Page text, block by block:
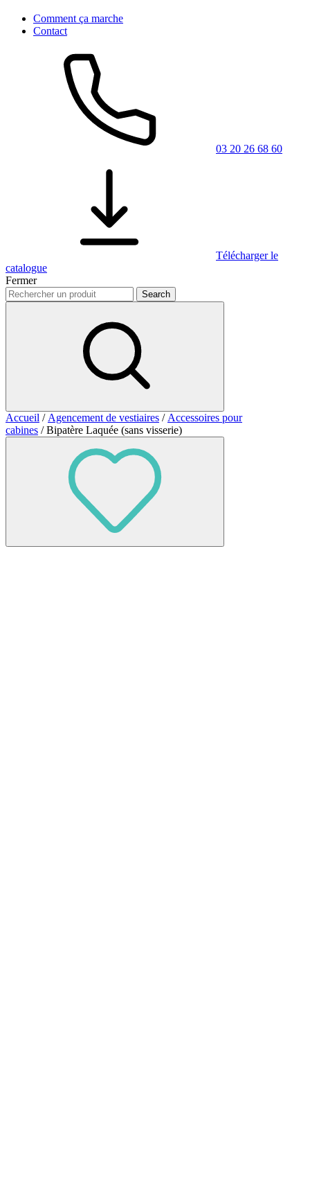
Comment ça marche
Contact
03 20 26 68 60
Télécharger le
catalogue
Fermer
Accueil / Agencement de vestiaires / Accessoires pour
cabines / Bipatère Laquée (sans visserie)